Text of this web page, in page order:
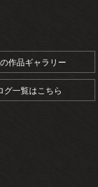
作品ギャラリー
グ一覧はこちら